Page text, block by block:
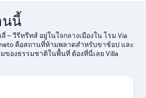
นนี้
– วีรีทรีทส์ อยู่ในใจกลางเมืองใน โรม Via
คือสถานที่ห้ามพลาดสำหรับขาช้อป และ
ของธรรมชาติในพื้นที่ ต้องที่นี่เลย Villa
มักซีมุส นักเดินทางควรแวะไปชม หอดูดาว